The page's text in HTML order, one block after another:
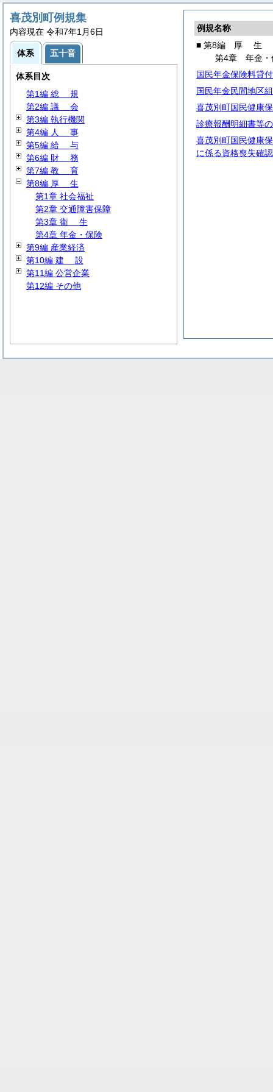
例規名称
■ 第8編 厚 生
第4章 年金・
国民年金保険料貸
国民年金民間地区
喜茂別町国民健康
診療報酬明細書等
喜茂別町国民健康
に係る資格喪失確
喜茂別町例規集
内容現在 令和7年1月6日
体系 五十音
体系目次
第1編 総 規
第2編 議 会
第3編 執行機関
第4編 人 事
第5編 給 与
第6編 財 務
第7編 教 育
第8編 厚 生
第1章 社会福祉
第2章 交通障害保障
第3章 衛 生
第4章 年金・保険
第9編 産業経済
第10編 建 設
第11編 公営企業
第12編 その他